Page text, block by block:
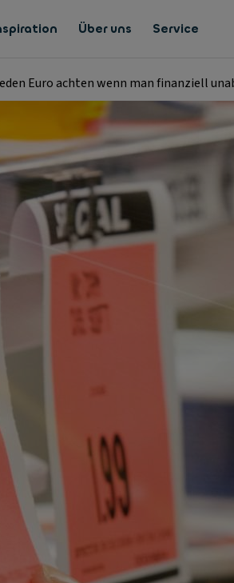
Über uns Service
Euro achten wenn man finanziell